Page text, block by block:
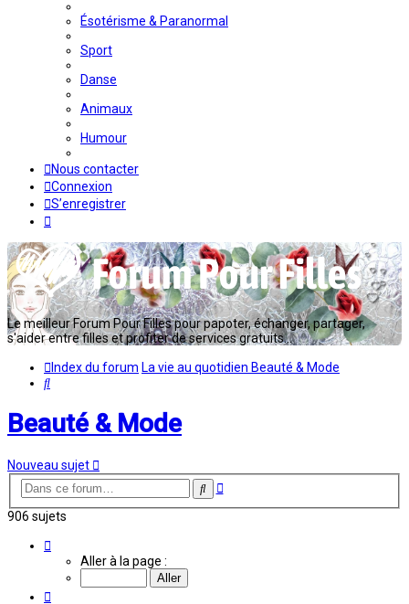
Ésotérisme & Paranormal
Sport
Danse
Animaux
Humour
Nous contacter
Connexion
S’enregistrer
Le meilleur Forum Pour Filles pour papoter, échanger, partager,
s'aider entre filles et profiter de services gratuits...
Index du forum La vie au quotidien Beauté & Mode
Rechercher
Beauté & Mode
Nouveau sujet
Rechercher
Recherche
906 sujets
Aller à la page :